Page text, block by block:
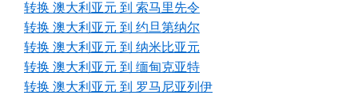
转换 澳大利亚元 到 索马里先令
转换 澳大利亚元 到 约旦第纳尔
转换 澳大利亚元 到 纳米比亚元
转换 澳大利亚元 到 缅甸克亚特
转换 澳大利亚元 到 罗马尼亚列伊